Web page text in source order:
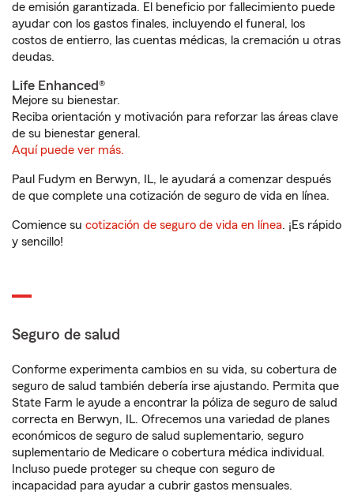
de emisión garantizada. El beneficio por fallecimiento puede
ayudar con los gastos finales, incluyendo el funeral, los
costos de entierro, las cuentas médicas, la cremación u otras
deudas.
Life Enhanced®
Mejore su bienestar.
Reciba orientación y motivación para reforzar las áreas clave
de su bienestar general.
Aquí puede ver más.
Paul Fudym en Berwyn, IL, le ayudará a comenzar después
de que complete una cotización de seguro de vida en línea.
Comience su cotización de seguro de vida en línea. ¡Es rápido
y sencillo!
Seguro de salud
Conforme experimenta cambios en su vida, su cobertura de
seguro de salud también debería irse ajustando. Permita que
State Farm le ayude a encontrar la póliza de seguro de salud
correcta en Berwyn, IL. Ofrecemos una variedad de planes
económicos de seguro de salud suplementario, seguro
suplementario de Medicare o cobertura médica individual.
Incluso puede proteger su cheque con seguro de
incapacidad para ayudar a cubrir gastos mensuales.